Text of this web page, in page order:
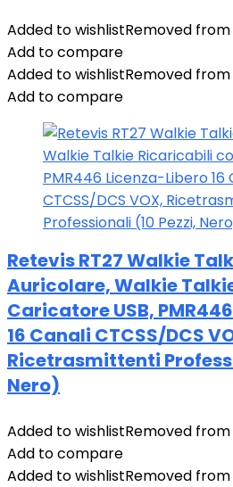
Added to wishlistRemoved from
Add to compare
Added to wishlistRemoved from
Add to compare
Retevis RT27 Walkie
Auricolare, Walkie
Caricatore USB,
16 Canali CTCSS/DCS
Ricetrasmittenti
Nero)
Added to wishlistRemoved from
Add to compare
Added to wishlistRemoved from